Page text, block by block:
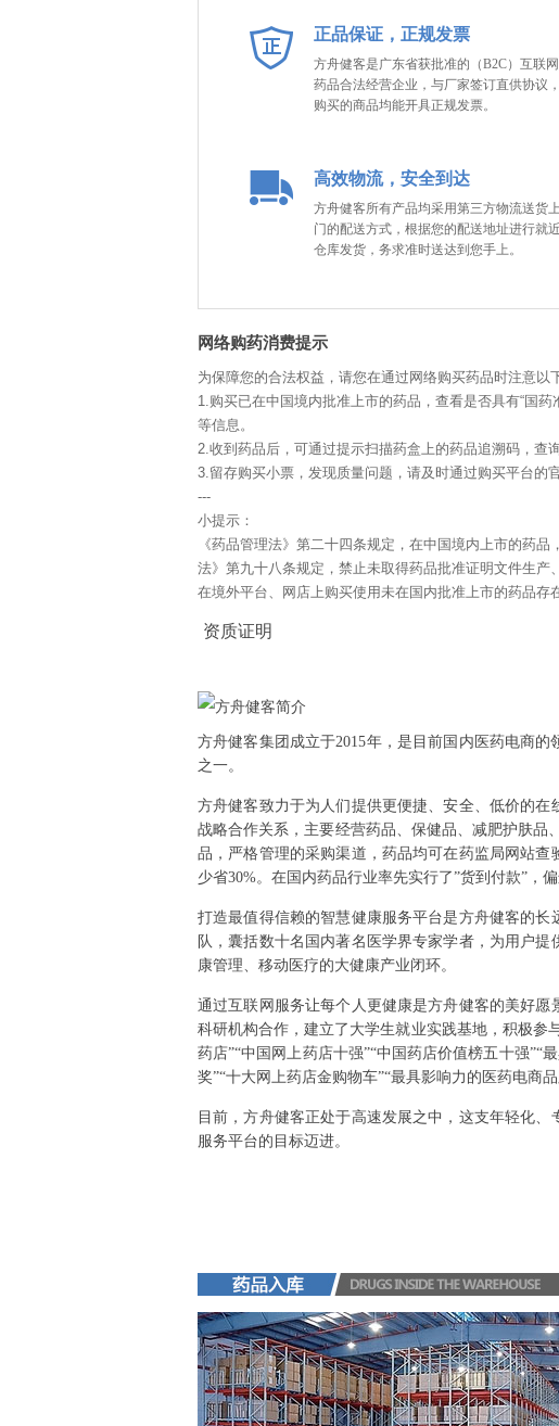
正品保证，正规发票
方舟健客是广东省获批准的（B2C）互联网
药品合法经营企业，与厂家签订直供协议，
购买的商品均能开具正规发票。
高效物流，安全到达
方舟健客所有产品均采用第三方物流送货上
门的配送方式，根据您的配送地址进行就近
仓库发货，务求准时送达到您手上。
网络购药消费提示
为保障您的合法权益，请您在通过网络购买药品时注意以
1.购买已在中国境内批准上市的药品，查看是否具有“国
等信息。
2.收到药品后，可通过提示扫描药盒上的药品追溯码，查
3.留存购买小票，发现质量问题，请及时通过购买平台的
---
小提示：
《药品管理法》第二十四条规定，在中国境内上市的药
法》第九十八条规定，禁止未取得药品批准证明文件生产
在境外平台、网店上购买使用未在国内批准上市的药品存
资质证明
方舟健客集团成立于2015年，是目前国内医药电商
之一。
方舟健客致力于为人们提供更便捷、安全、低价的
战略合作关系，主要经营药品、保健品、减肥护肤品
品，严格管理的采购渠道，药品均可在药监局网站
少省30%。在国内药品行业率先实行了”货到付款”，
打造最值得信赖的智慧健康服务平台是方舟健客的
队，囊括数十名国内著名医学界专家学者，为用户
康管理、移动医疗的大健康产业闭环。
通过互联网服务让每个人更健康是方舟健客的美好
科研机构合作，建立了大学生就业实践基地，积极参
药店”“中国网上药店十强”“中国药店价值榜五十强”“
奖”“十大网上药店金购物车”“最具影响力的医药电商
目前，方舟健客正处于高速发展之中，这支年轻化
服务平台的目标迈进。